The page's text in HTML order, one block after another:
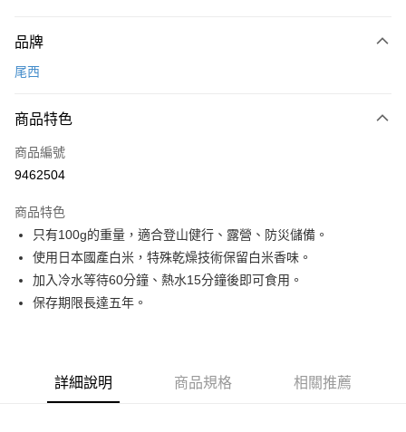
信用卡一次付款
3 期 0 利率 每期
合作金庫商業銀行
上海商業儲蓄銀行
臺灣中小企業銀行
匯豐（台灣）商業銀行
華泰商業銀行
聯邦商業銀行
遠東國際商業銀行
元大商業銀行
永豐商業銀行
玉山商業銀行
超商取貨付款
LINE Pay
Apple Pay
ATM付款
運送方式
付款後全家取貨
每筆NT$60，滿NT$490(含以上)免運費
品牌
尾西
商品特色
商品編號
9462504
商品特色
只有100g的重量，適合登山健行、露營、防災儲備。
使用日本國產白米，特殊乾燥技術保留白米香味。
加入冷水等待60分鐘、熱水15分鐘後即可食用。
保存期限長達五年。
詳細說明 商品規格 相關推薦